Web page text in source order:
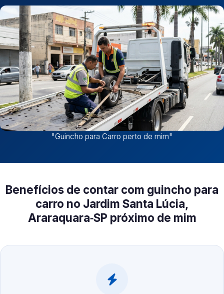
"Guincho para Carro perto de mim"
Benefícios de contar com guincho para
carro no Jardim Santa Lúcia,
Araraquara‑SP próximo de mim